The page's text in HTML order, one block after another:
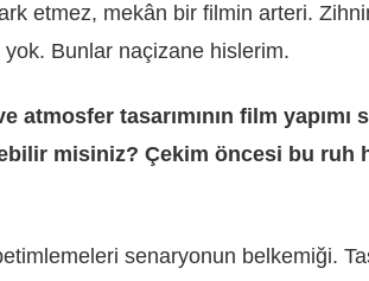
etmez, mekân bir filmin arteri.
yok. Bunlar naçizane hislerim.
atmosfer tasarımının film yapımı
misiniz? Çekim öncesi bu ruh
senaryonun belkemiği.